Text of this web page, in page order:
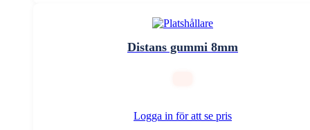
Distans gummi 8mm
Logga in för att se pris